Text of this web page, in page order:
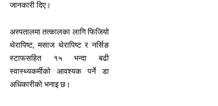
जानकारी दिए।
अस्पतालमा तत्कालका लागि फिजियो
थेरापिष्ट, मसाज थेरापिष्ट र नर्सिङ
स्टाफसहित १५ भन्दा बढी
स्वास्थ्यकर्मीको आवश्यक पर्ने डा
अधिकारीको भनाइ छ।